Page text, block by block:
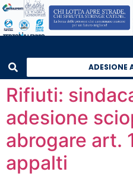
ADESIONE
Rifiuti:
adesione
abrogare art.
appalti